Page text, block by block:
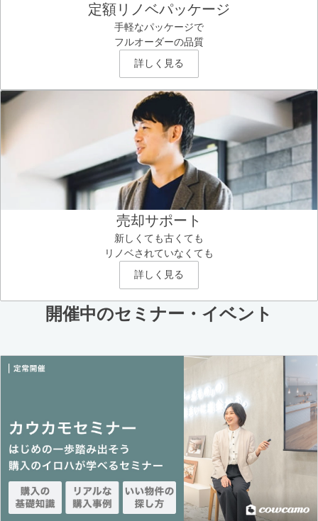
定額リノベパッケージ
手軽なパッケージで
フルオーダーの品質
詳しく見る
売却サポート
新しくても古くても
リノベされていなくても
詳しく見る
開催中のセミナー・イベント